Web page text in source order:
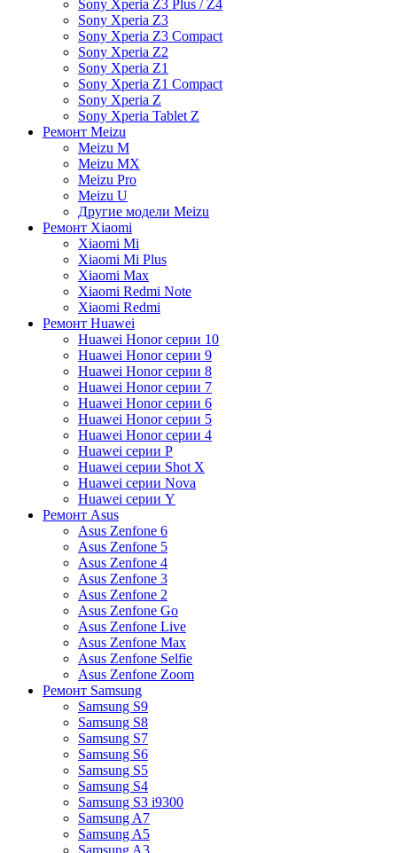
Sony Xperia Z3 Plus / Z4
Sony Xperia Z3
Sony Xperia Z3 Compact
Sony Xperia Z2
Sony Xperia Z1
Sony Xperia Z1 Compact
Sony Xperia Z
Sony Xperia Tablet Z
Ремонт Meizu
Meizu M
Meizu MX
Meizu Pro
Meizu U
Другие модели Meizu
Ремонт Xiaomi
Xiaomi Mi
Xiaomi Mi Plus
Xiaomi Max
Xiaomi Redmi Note
Xiaomi Redmi
Ремонт Huawei
Huawei Honor серии 10
Huawei Honor серии 9
Huawei Honor серии 8
Huawei Honor серии 7
Huawei Honor серии 6
Huawei Honor серии 5
Huawei Honor серии 4
Huawei серии P
Huawei серии Shot X
Huawei серии Nova
Huawei серии Y
Ремонт Asus
Asus Zenfone 6
Asus Zenfone 5
Asus Zenfone 4
Asus Zenfone 3
Asus Zenfone 2
Asus Zenfone Go
Asus Zenfone Live
Asus Zenfone Max
Asus Zenfone Selfie
Asus Zenfone Zoom
Ремонт Samsung
Samsung S9
Samsung S8
Samsung S7
Samsung S6
Samsung S5
Samsung S4
Samsung S3 i9300
Samsung A7
Samsung A5
Samsung A3